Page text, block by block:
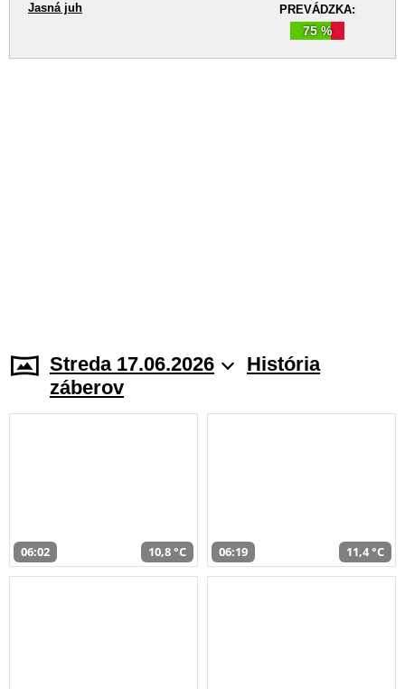
PREVÁDZKA:
75 %
Jasná juh
Streda 17.06.2026
História
záberov
06:02 10,8 °C 06:19 11,4 °C